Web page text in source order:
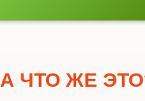
А ЧТО ЖЕ